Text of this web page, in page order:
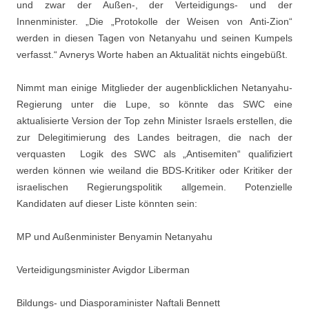
und zwar der Außen-, der Verteidigungs- und der
Innenminister. „Die „Protokolle der Weisen von Anti-Zion“
werden in diesen Tagen von Netanyahu und seinen Kumpels
verfasst.“ Avnerys Worte haben an Aktualität nichts eingebüßt.
Nimmt man einige Mitglieder der augenblicklichen Netanyahu-
Regierung unter die Lupe, so könnte das SWC eine
aktualisierte Version der Top zehn Minister Israels erstellen, die
zur Delegitimierung des Landes beitragen, die nach der
verquasten Logik des SWC als „Antisemiten“ qualifiziert
werden können wie weiland die BDS-Kritiker oder Kritiker der
israelischen Regierungspolitik allgemein. Potenzielle
Kandidaten auf dieser Liste könnten sein:
MP und Außenminister Benyamin Netanyahu
Verteidigungsminister Avigdor Liberman
Bildungs- und Diasporaminister Naftali Bennett